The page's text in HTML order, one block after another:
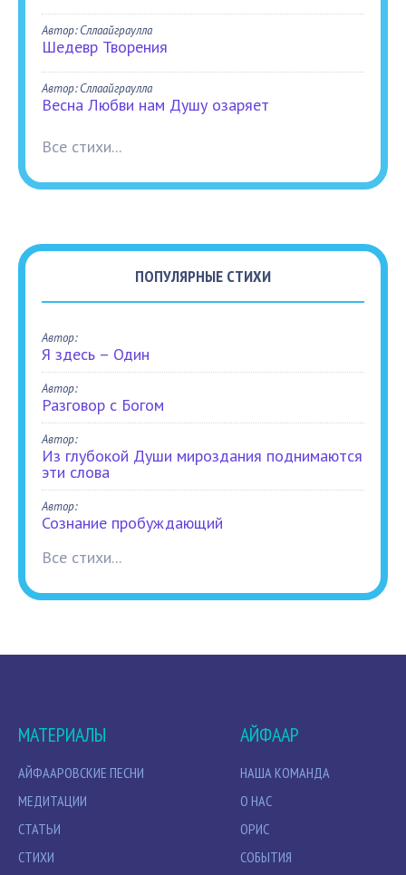
Автор: Сллаайграулла
Шедевр Творения
Автор: Сллаайграулла
Весна Любви нам Душу озаряет
Все стихи...
ПОПУЛЯРНЫЕ СТИХИ
Автор:
Я здесь – Один
Автор:
Разговор с Богом
Автор:
Из глубокой Души мироздания поднимаются
эти слова
Автор:
Сознание пробуждающий
Все стихи...
МАТЕРИАЛЫ
АЙФААРОВСКИЕ ПЕСНИ
МЕДИТАЦИИ
СТАТЬИ
СТИХИ
АЙФААР
НАША КОМАНДА
О НАС
ОРИС
СОБЫТИЯ